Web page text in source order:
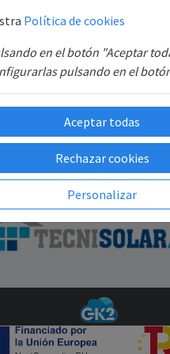
Recuperar contraseña
SAT
Política de cookies
en el botón "Aceptar
pulsando en el
Aceptar todas
Rechazar cookies
Personalizar